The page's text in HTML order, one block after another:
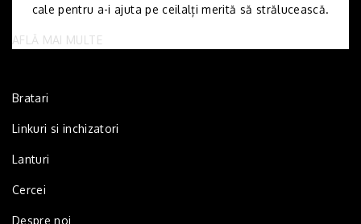
cale pentru a-i ajuta pe ceilalți merită să strălucească.
AFLĂ MAI MULTE
Bratari
Linkuri si inchizatori
Lanturi
Cercei
Despre noi